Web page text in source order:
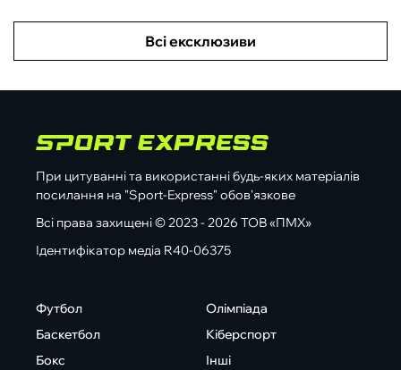
Всі ексклюзиви
При цитуванні та використанні будь-яких матеріалів
посилання на "Sport-Express" обов'язкове
Всі права захищені © 2023 - 2026 ТОВ «ПМХ»
Ідентифікатор медіа R40-06375
Футбол
Баскетбол
Бокс
Олімпіада
Кіберспорт
Інші